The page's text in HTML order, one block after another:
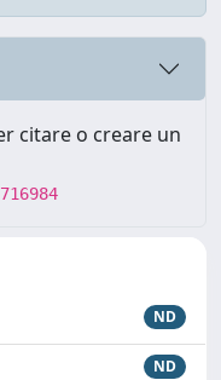
citare o creare un
ND
ND